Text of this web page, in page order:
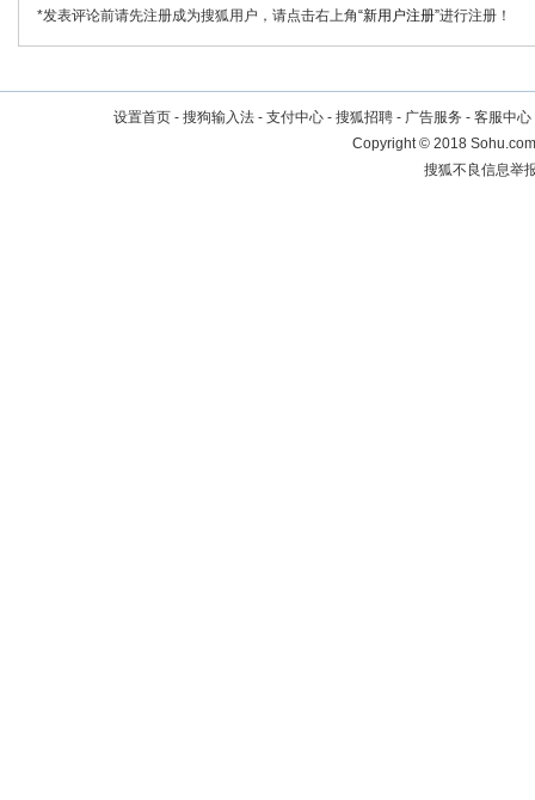
*发表评论前请先注册成为搜狐用户，请点击右上角“新用户注册”进行注册！
设置首页 - 搜狗输入法 - 支付中心 - 搜狐招聘 - 广告服务 - 客服中心
Copyright©2018
搜狐不良信息举